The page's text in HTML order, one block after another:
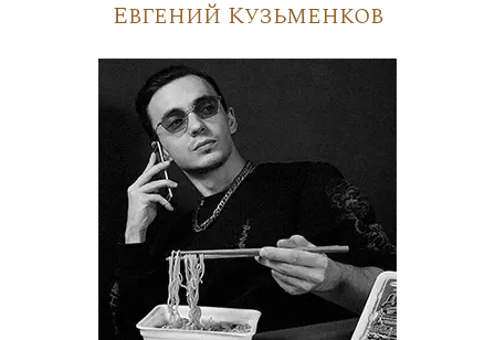
Евгений Кузьменков